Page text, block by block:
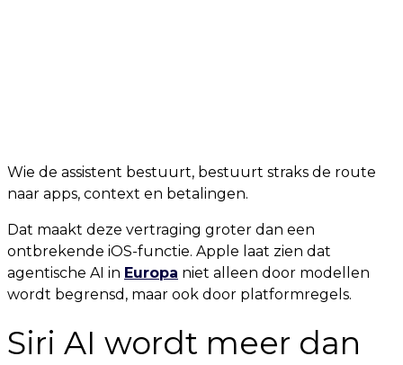
Wie de assistent bestuurt, bestuurt straks de route
naar apps, context en betalingen.
Dat maakt deze vertraging groter dan een
ontbrekende iOS-functie. Apple laat zien dat
agentische AI in Europa niet alleen door modellen
wordt begrensd, maar ook door platformregels.
Siri AI wordt meer dan